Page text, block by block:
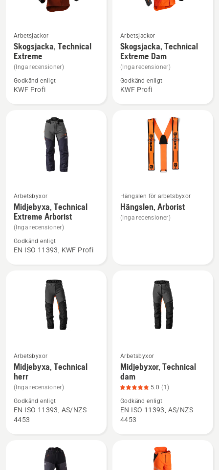
Se
mer
information
om
Skogsjacka,
Technical
Arbetsjackor
Skogsjacka, Technical
Extreme
(Inga recensioner)
Godkänd enligt
KWF Profi
Se
mer
information
om
Skogsjacka,
Technical
Arbetsjackor
Skogsjacka, Technical
Extreme Dam
(Inga recensioner)
Godkänd enligt
KWF Profi
Se
mer
information
om
Midjebyxa,
Technical
Arbetsbyxor
Midjebyxa, Technical
Extreme Arborist
(Inga recensioner)
Godkänd enligt
EN ISO 11393, KWF Profi
Se
mer
information
Hängslen för arbetsbyxor
Hängslen, Arborist
(Inga recensioner)
Se
mer
information
om
Midjebyxa,
Technical
Arbetsbyxor
Midjebyxa, Technical
herr
(Inga recensioner)
Godkänd enligt
EN ISO 11393, AS/NZS
4453
Se
mer
information
om
Midjebyxor,
Technical
Arbetsbyxor
Midjebyxor, Technical
dam
5.0 (1)
Godkänd enligt
EN ISO 11393, AS/NZS
4453